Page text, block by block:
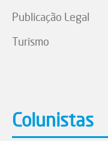
Publicação Legal
Turismo
Colunistas